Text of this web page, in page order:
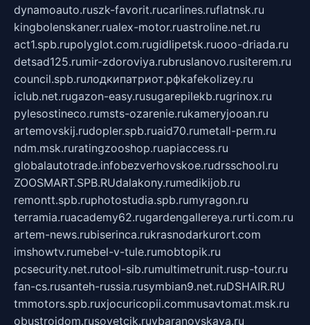
dynamoauto.ruszk-favorit.rucarlines.ruflatnsk.ru
kingbolenskaner.rualex-motor.ruastroline.net.ru
act1.spb.rupolyglot.com.rugidlipetsk.ruooo-driada.ru
detsad125.rumir-zdoroviya.rubruslanovo.rusiterem.ru
council.spb.ruлодкипатриот.рфkafekolizey.ru
iclub.net.rugazon-easy.rusugarepilekb.rugrinox.ru
pylesostineco.rumsts-ozarenie.rukameryjooan.ru
artemovskij.rudopler.spb.ruaid70.rumetall-perm.ru
ndm.msk.ruratingzooshop.ruapiaccess.ru
globalautotrade.infobezverhovskoe.rudrsschool.ru
ZOOSMART.SPB.RUdalakony.rumedikijob.ru
remontt.spb.ruphotostudia.spb.rumyragon.ru
terramia.ruacademy62.rugardengallereya.rurti.com.ru
artem-news.rubiserinca.rukrasnodarkurort.com
imshowtv.rumebel-v-tule.rumobtopik.ru
pcsecurity.net.rutool-sib.rumultimetrunit.rusp-tour.ru
fan-cs.rusanteh-russia.rusymbian9.net.ruDSHAIR.RU
tmmotors.spb.ruxjocuricopii.commusavtomat.msk.ru
obustrojdom.rusovetcik.ruybaranovskaya.ru